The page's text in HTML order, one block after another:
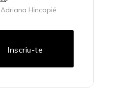
Adriana Hincapié
Inscriu-te